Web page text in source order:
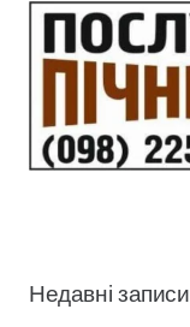
Недавні записи